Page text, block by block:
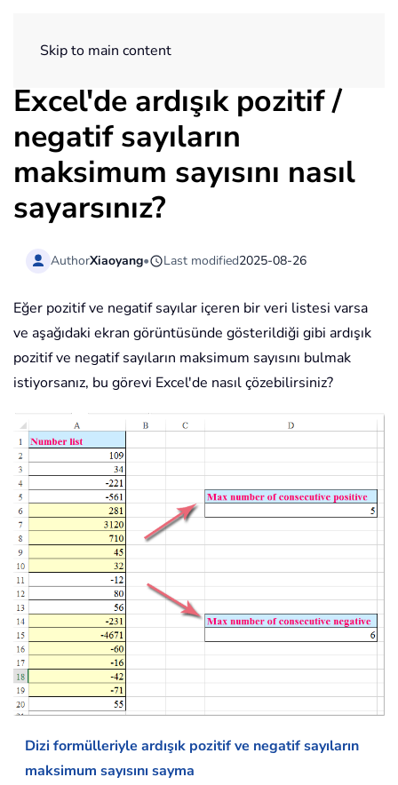
Skip to main content
Excel'de ardışık pozitif /
negatif sayıların
maksimum sayısını nasıl
sayarsınız?
AuthorXiaoyang• Last modified2025-08-26
Eğer pozitif ve negatif sayılar içeren bir veri listesi varsa
ve aşağıdaki ekran görüntüsünde gösterildiği gibi ardışık
pozitif ve negatif sayıların maksimum sayısını bulmak
istiyorsanız, bu görevi Excel'de nasıl çözebilirsiniz?
Dizi formülleriyle ardışık pozitif ve negatif sayıların
maksimum sayısını sayma